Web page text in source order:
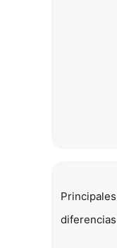
Principales
diferencias